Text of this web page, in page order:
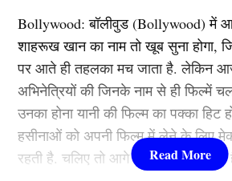
फिर से बीसीसीआई उन्हें इस भूमिका के
इस फॉर्मेट में सूर्या का व्यक्तिगत प्रदर्शन
जिन्हें एशिया कप से पहले अपने फार्म में
फिर वो शानदार तरीके से भारत का नेतृत्व
रोहित- विराट होंगे बाहर
Bollywood:बॉलीवुड (Bollywood)में
शाहरूख खान का नाम तो खूब सुना होगा,
पर आते ही तहलका मच जाता है. लेकिन
अभिनेत्रियों की जिनके नाम से ही फिल्में
उनका होना यानी की फिल्म का पक्का हिट
हसीनाओं को अपनी फिल्म में लेने के लिए
रहती है. चलिए तो आगे जानते हैं कौन-